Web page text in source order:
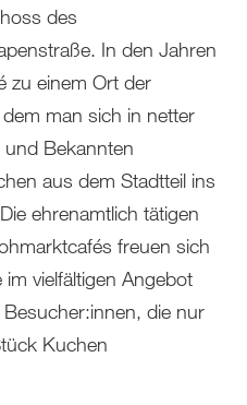
des
In den Jahren
zu einem Ort der
man sich in netter
Bekannten
aus dem Stadtteil ins
ehrenamtlich tätigen
freuen sich
vielfältigen Angebot
die nur
Kuchen